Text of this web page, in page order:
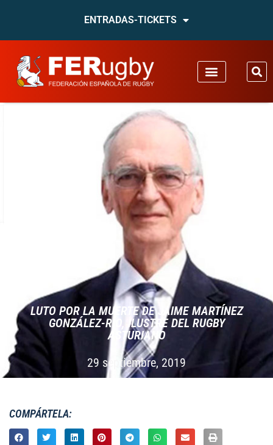
ENTRADAS-TICKETS
LUTO POR LA MUERTE DE JAIME MARTÍNEZ
GONZÁLEZ-RÍO, ILUSTRE DEL RUGBY
ASTURIANO
29 septiembre, 2019
COMPÁRTELA: